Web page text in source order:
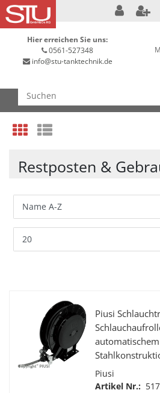
Hier erreichen Sie uns:
0561-527348
info@stu-tanktechnik.de
Restposten &
Piusi
geeignet für
Piusi
Artikel Nr.: